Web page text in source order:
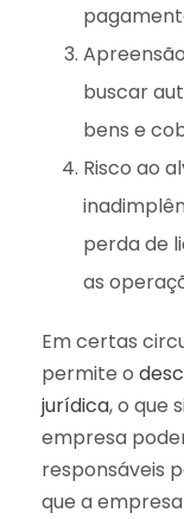
buscar
bens e
Risco ao
perda de
as
Em certas
permite o
jurídica, o que
empresa
responsáveis
que a